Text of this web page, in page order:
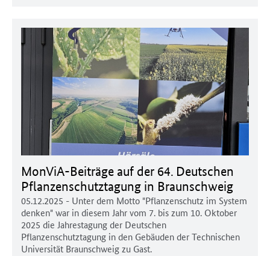
MonViA-Beiträge auf der 64. Deutschen
Pflanzenschutztagung in Braunschweig
05.12.2025 - Unter dem Motto "Pflanzenschutz im System
denken" war in diesem Jahr vom 7. bis zum 10. Oktober
2025 die Jahrestagung der Deutschen
Pflanzenschutztagung in den Gebäuden der Technischen
Universität Braunschweig zu Gast.